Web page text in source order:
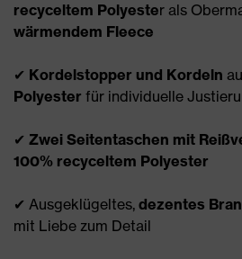
recyceltem Polyester als
wärmendem Fleece
✔ Kordelstopper und Kordeln
Polyester für individuelle
✔ Zwei Seitentaschen mit
100% recyceltem Polyester
✔ Ausgeklügeltes, dezentes
mit Liebe zum Detail